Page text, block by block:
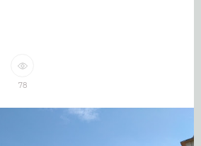
78